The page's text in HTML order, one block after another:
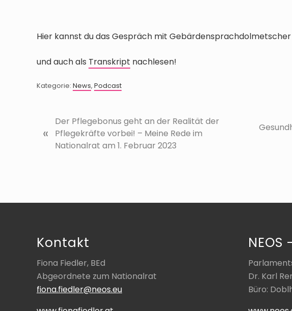
Hier kannst du das Gespräch mit
und auch als Transkript nachlesen!
Kategorie: News, Podcast
o
g
B
i
t
r
«
Der Pflegebonus geht an der Realität der
Pflegekräfte vorbei! – Meine Rede im
Nationalrat am 1. Februar 2023
r
i
r
a
g
Kontakt
Fiona Fiedler, BEd
Abgeordnete zum Nationalrat
fiona.fiedler@neos.eu
Dr. Karl
Büro: